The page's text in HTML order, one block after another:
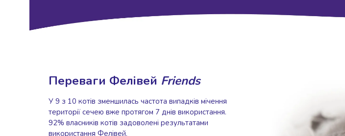
крупа
крупа
Манна
крупа
Кіноа
Кукурудзяна
крупа
Переваги Фелівей Friends
У 9 з 10 котів зменшилась частота випадків мічення
території сечею вже протягом 7 днів використання.
92% власників котів задоволені результатами
використання Фелівей.